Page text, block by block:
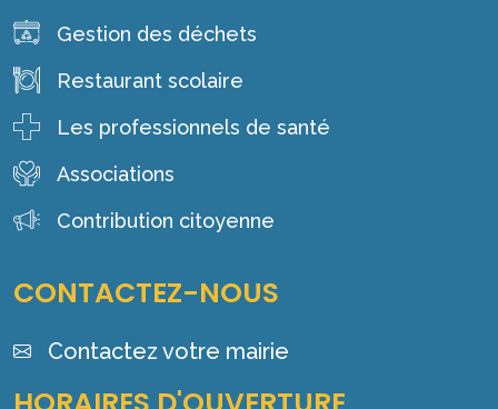
Gestion des déchets
Restaurant scolaire
Les professionnels de santé
Associations
Contribution citoyenne
CONTACTEZ-NOUS
Contactez votre mairie